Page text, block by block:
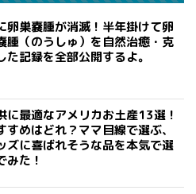
卵巣嚢腫が消滅！半年掛けて卵
腫（のうしゅ）を自然治癒・克
た記録を全部公開するよ。
に最適なアメリカお土産13選！
すめはどれ？ママ目線で選ぶ、
ズに喜ばれそうな品を本気で選
みた！